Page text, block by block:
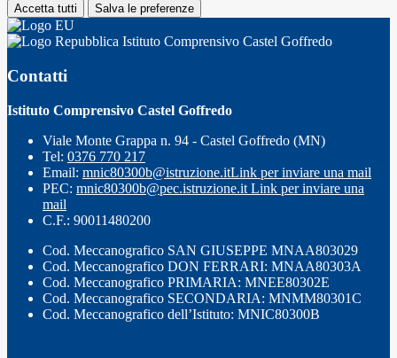
Accetta tutti Salva le preferenze
Istituto Comprensivo Castel Goffredo
Contatti
Istituto Comprensivo Castel Goffredo
Viale Monte Grappa n. 94 - Castel Goffredo (MN)
Tel: 0376 770 217
Email: mnic80300b@istruzione.itLink per inviare una mail
PEC: mnic80300b@pec.istruzione.it Link per inviare una
mail
C.F.: 90011480200
Cod. Meccanografico SAN GIUSEPPE MNAA803029
Cod. Meccanografico DON FERRARI: MNAA80303A
Cod. Meccanografico PRIMARIA: MNEE80302E
Cod. Meccanografico SECONDARIA: MNMM80301C
Cod. Meccanografico dell’Istituto: MNIC80300B